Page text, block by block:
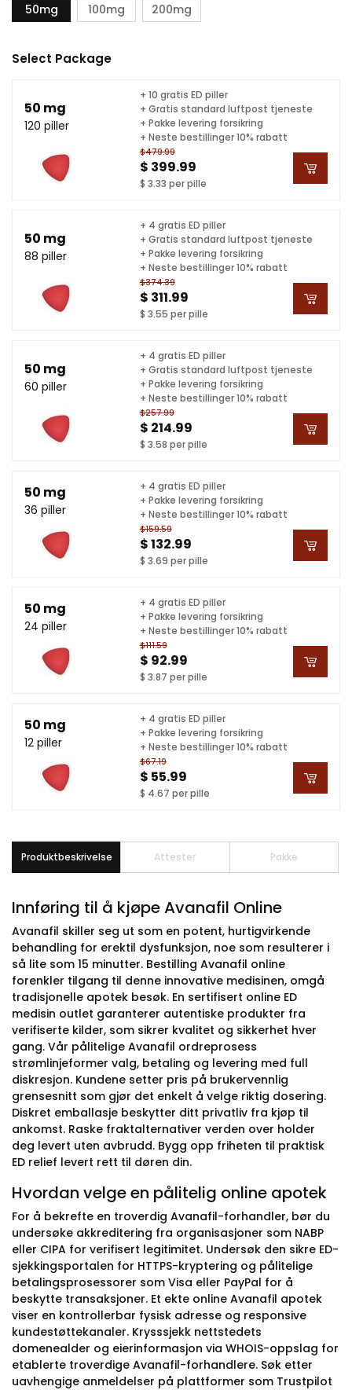
50mg
100mg 200mg
Select Package
50 mg
120 piller
$479.99
$ 399.99
$ 3.33 per pille
+ 10 gratis ED piller
+ Gratis standard luftpost tjeneste
+ Pakke levering forsikring
+ Neste bestillinger 10% rabatt
50 mg
88 piller
$374.39
$ 311.99
$ 3.55 per pille
+ 4 gratis ED piller
+ Gratis standard luftpost tjeneste
+ Pakke levering forsikring
+ Neste bestillinger 10% rabatt
50 mg
60 piller
$257.99
$ 214.99
$ 3.58 per pille
+ 4 gratis ED piller
+ Gratis standard luftpost tjeneste
+ Pakke levering forsikring
+ Neste bestillinger 10% rabatt
50 mg
36 piller
$159.59
$ 132.99
$ 3.69 per pille
+ 4 gratis ED piller
+ Pakke levering forsikring
+ Neste bestillinger 10% rabatt
50 mg
24 piller
$111.59
$ 92.99
$ 3.87 per pille
+ 4 gratis ED piller
+ Pakke levering forsikring
+ Neste bestillinger 10% rabatt
50 mg
12 piller
$67.19
$ 55.99
$ 4.67 per pille
+ 4 gratis ED piller
+ Pakke levering forsikring
+ Neste bestillinger 10% rabatt
Produktbeskrivelse Attester Pakke
Innføring til å kjøpe Avanafil Online
Avanafil skiller seg ut som en potent, hurtigvirkende
behandling for erektil dysfunksjon, noe som resulterer i
så lite som 15 minutter. Bestilling Avanafil online
forenkler tilgang til denne innovative medisinen, omgå
tradisjonelle apotek besøk. En sertifisert online ED
medisin outlet garanterer autentiske produkter fra
verifiserte kilder, som sikrer kvalitet og sikkerhet hver
gang. Vår pålitelige Avanafil ordreprosess
strømlinjeformer valg, betaling og levering med full
diskresjon. Kundene setter pris på brukervennlig
grensesnitt som gjør det enkelt å velge riktig dosering.
Diskret emballasje beskytter ditt privatliv fra kjøp til
ankomst. Raske fraktalternativer verden over holder
deg levert uten avbrudd. Bygg opp friheten til praktisk
ED relief levert rett til døren din.
Hvordan velge en pålitelig online apotek
For å bekrefte en troverdig Avanafil-forhandler, bør du
undersøke akkreditering fra organisasjoner som NABP
eller CIPA for verifisert legitimitet. Undersøk den sikre ED-
sjekkingsportalen for HTTPS-kryptering og pålitelige
betalingsprosessorer som Visa eller PayPal for å
beskytte transaksjoner. Et ekte online Avanafil apotek
viser en kontrollerbar fysisk adresse og responsive
kundestøttekanaler. Krysssjekk nettstedets
domenealder og eierinformasjon via WHOIS-oppslag for
etablerte troverdige Avanafil-forhandlere. Søk etter
uavhengige anmeldelser på plattformer som Trustpilot